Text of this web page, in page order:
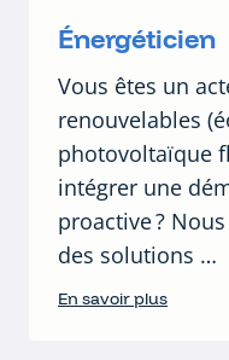
Énergéticien
Vous êtes un
renouvelables
photovoltaïque
intégrer une
proactive ?
des solutions …
En savoir plus